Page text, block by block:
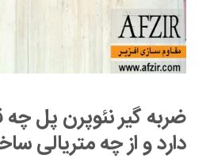
ضربه گیر نئوپرن پل
دارد و از چه متریالی